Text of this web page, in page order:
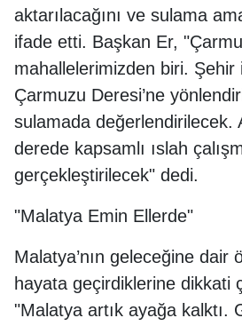
aktarılacağını ve sulama
ifade etti. Başkan Er,
mahallelerimizden biri. Şehir
Çarmuzu Deresi’ne
sulamada değerlendirilecek.
derede kapsamlı ıslah
gerçekleştirilecek" dedi.
"Malatya Emin Ellerde"
Malatya’nın geleceğine dair
hayata geçirdiklerine dikkati
"Malatya artık ayağa kalktı.